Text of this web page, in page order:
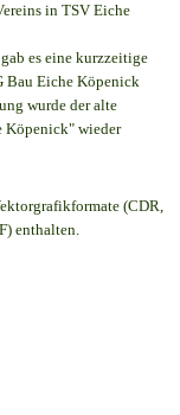
in TSV Eiche
es eine kurzzeitige
Bau Eiche Köpenick
wurde der alte
Köpenick" wieder
(CDR,
enthalten.